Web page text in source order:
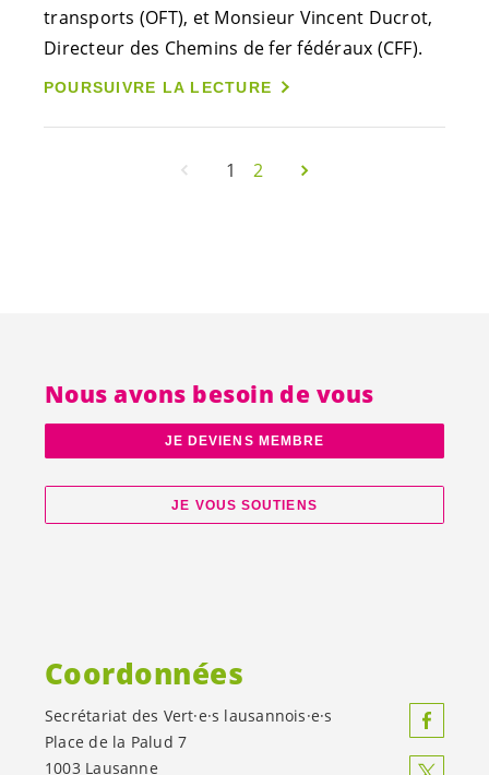
transports (OFT), et Monsieur Vincent Ducrot,
Directeur des Chemins de fer fédéraux (CFF).
POURSUIVRE LA LECTURE
1 2
Nous avons besoin de vous
JE DEVIENS MEMBRE
JE VOUS SOUTIENS
Coordonnées
Secrétariat des Vert·e·s lausannois·e·s
Place de la Palud 7
1003 Lausanne